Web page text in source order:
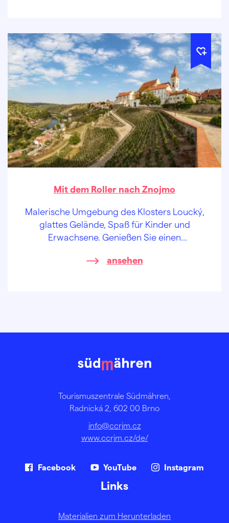
Mit dem Roller nach Znojmo
Malerische Umgebung des Klosters Loucký,
glattes Gelände, Spaß für Kinder und
Erwachsene. Genießen Sie einen
ansehen
Tourismuszentrale Südmähren,
Radnická 2, 602 00 Brno
info@ccrjm.cz
www.ccrjm.cz/de/
Facebook YouTube Instagram
Links
Materialien zum Herunterladen